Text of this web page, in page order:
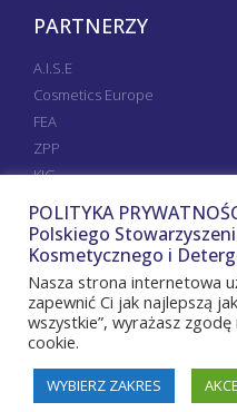
PARTNERZY
A.I.S.E
Cosmetics Europe
FEA
ZPP
KIG
POLITYKA
Polskiego
Kosmetycznego i
Nasza strona internetowa
zapewnić Ci jak najlepszą
wszystkie”, wyrażasz
cookie.
WYBIERZ ZAKRES